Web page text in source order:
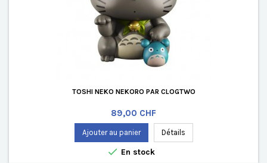
TOSHI NEKO NEKORO PAR CLOGTWO
Prix
89,00 CHF
Ajouter au panier Détails
 En stock